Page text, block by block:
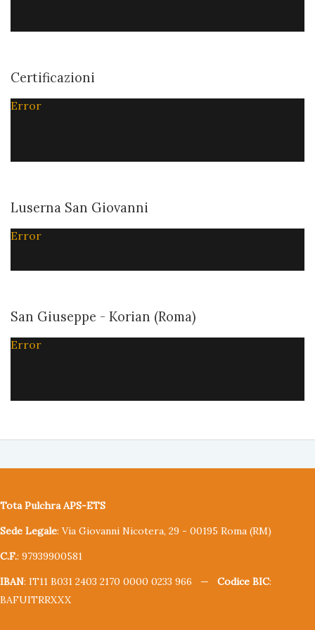
Certificazioni
Error
Luserna San Giovanni
Error
San Giuseppe - Korian (Roma)
Error
Tota Pulchra APS-ETS
Sede Legale: Via Giovanni Nicotera, 29 - 00195 Roma (RM)
C.F.: 97939900581
IBAN: IT11 B031 2403 2170 0000 0233 966 — Codice BIC:
BAFUITRRXXX